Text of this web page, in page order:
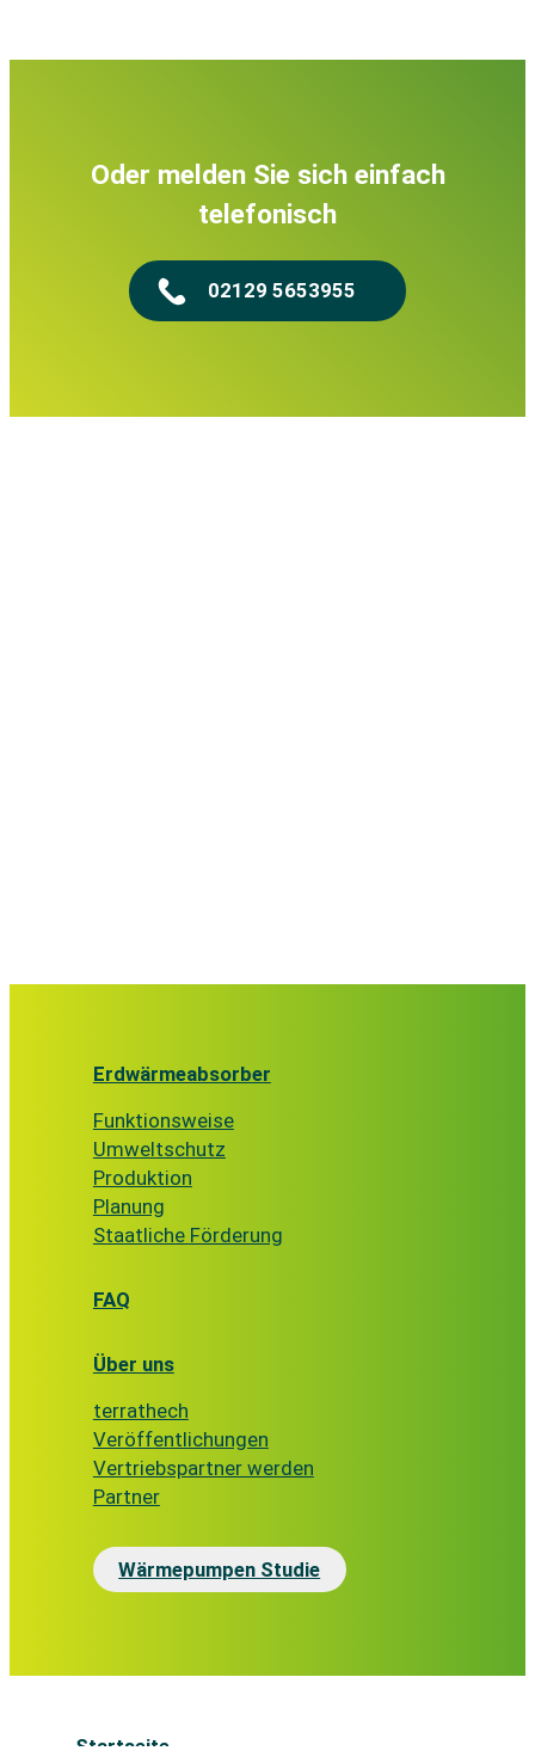
Oder melden Sie sich einfach
telefonisch
02129 5653955
Erdwärmeabsorber
Funktionsweise
Umweltschutz
Produktion
Planung
Staatliche Förderung
FAQ
Über uns
terrathech
Veröffentlichungen
Vertriebspartner werden
Partner
Wärmepumpen Studie
Startseite